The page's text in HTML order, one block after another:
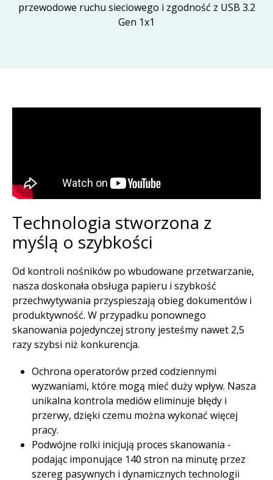
przewodowe ruchu sieciowego i zgodność z USB 3.2
Gen 1x1
Technologia stworzona z
myślą o szybkości​
Od kontroli nośników po wbudowane przetwarzanie,
nasza doskonała obsługa papieru i szybkość
przechwytywania przyspieszają obieg dokumentów i
produktywność. W przypadku ponownego
skanowania pojedynczej strony jesteśmy nawet 2,5
razy szybsi niż konkurencja.​
Ochrona operatorów przed codziennymi
wyzwaniami, które mogą mieć duży wpływ. Nasza
unikalna kontrola mediów eliminuje błędy i
przerwy, dzięki czemu można wykonać więcej
pracy.
Podwójne rolki inicjują proces skanowania -
podając imponujące 140 stron na minutę przez
szereg pasywnych i dynamicznych technologii